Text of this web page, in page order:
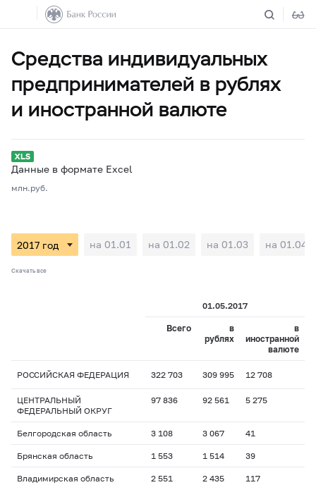
Средства индивидуальных
предпринимателей в рублях
и иностранной валюте
Данные в формате Excel
млн.руб.
на 01.01 на 01.02 на 01.03 на 01.04
Скачать все
01.05.2017
Всего
в
рублях
в
иностранной
валюте
РОССИЙСКАЯ ФЕДЕРАЦИЯ 322 703 309 995 12 708
ЦЕНТРАЛЬНЫЙ
ФЕДЕРАЛЬНЫЙ ОКРУГ
97 836 92 561 5 275
Белгородская область 3 108 3 067 41
Брянская область 1 553 1 514 39
Владимирская область 2 551 2 435 117